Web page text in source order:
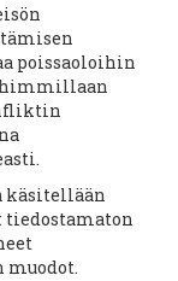
poissaoloihin
käsitellään